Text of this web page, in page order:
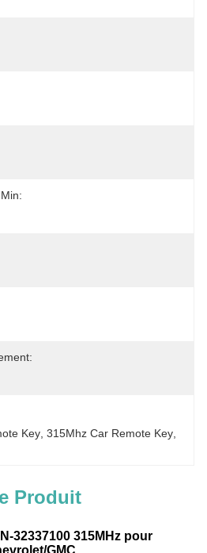
Key 315Mhz Car Remote Key
Produit
32337100 315MHz pour
GMC